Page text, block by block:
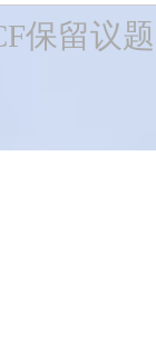
保留议